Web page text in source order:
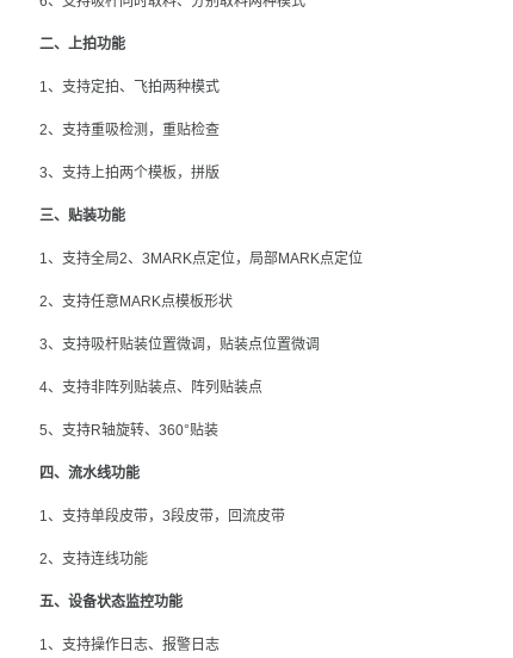
二、上拍功能
1、支持定拍、飞拍两种模式
2、支持重吸检测，重贴检查
3、支持上拍两个模板，拼版
三、贴装功能
1、支持全局2、3MARK点定位，局部MARK点定位
2、支持任意MARK点模板形状
3、支持吸杆贴装位置微调，贴装点位置微调
4、支持非阵列贴装点、阵列贴装点
5、支持R轴旋转、360°贴装
四、流水线功能
1、支持单段皮带，3段皮带，回流皮带
2、支持连线功能
五、设备状态监控功能
1、支持操作日志、报警日志